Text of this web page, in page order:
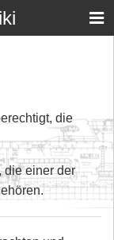
die
die einer der